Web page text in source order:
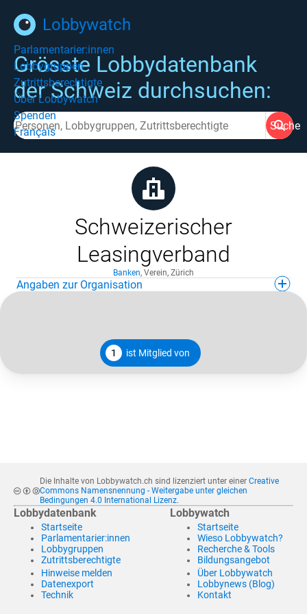
Lobbywatch
Parlamentarier:innen
Lobbygruppen
Zutrittsberechtigte
Über Lobbywatch
Spenden
Français
Grösste Lobbydatenbank
der Schweiz durchsuchen:
Suche
Schweizerischer
Leasingverband
Banken, Verein, Zürich
Angaben zur Organisation
1 ist Mitglied von
Die Inhalte von Lobbywatch.ch sind lizenziert unter einer Creative
Commons Namensnennung - Weitergabe unter gleichen
Bedingungen 4.0 International Lizenz.
Lobbydatenbank
Startseite
Parlamentarier:innen
Lobbygruppen
Zutrittsberechtigte
Hinweise melden
Datenexport
Technik
Lobbywatch
Startseite
Wieso Lobbywatch?
Recherche & Tools
Bildungsangebot
Über Lobbywatch
Lobbynews (Blog)
Kontakt